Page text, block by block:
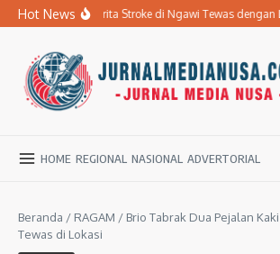
Lewati ke konten
Hot NewsIbu Penderita Stroke di Ngawi Tewas dengan
HOME REGIONAL NASIONAL ADVERTORIAL
Beranda / RAGAM / Brio Tabrak Dua Pejalan
Tewas di Lokasi